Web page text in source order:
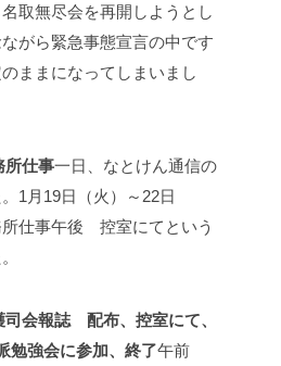
取無尽会を再開しようとし
がら緊急事態宣言の中です
ままになってしまいまし
所仕事一日、なとけん通信の
1月19日（火）～22日
仕事午後 控室にて という
司会報誌 配布、控室にて、
強会に参加、終了午前